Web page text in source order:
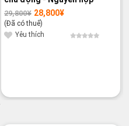
29,800¥
Giá
gốc
là:
29,800¥.
28,800¥
Giá
hiện
tại
là:
28,800¥.
(Đã có thuế)
Yêu thích